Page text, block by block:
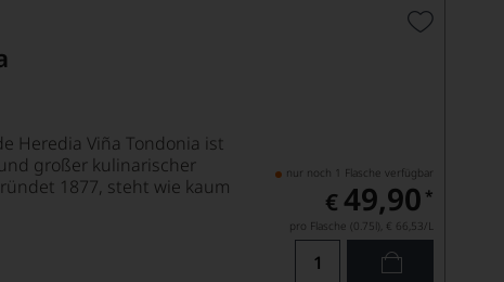
Heredia Viña Tondonia ist
großer kulinarischer
1877, steht wie kaum
nur noch 1 Flasche verfügbar
€ 49,90 *
pro Flasche (0.75l), € 66,53/L